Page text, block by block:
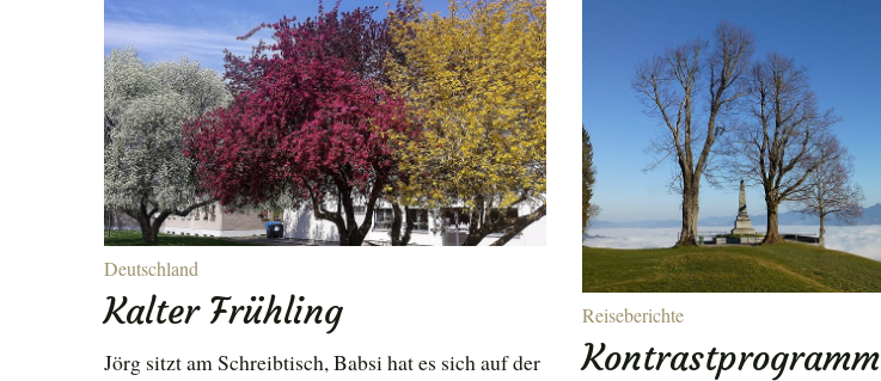
Deutschland
Kalter Frühling
Jörg sitzt am Schreibtisch, Babsi hat es sich auf der
Reiseberichte
Kontrastprogramm